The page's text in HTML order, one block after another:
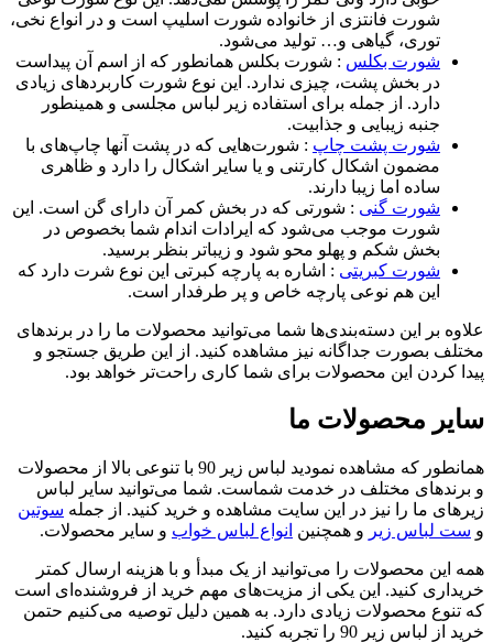
شورت فانتزی از خانواده شورت اسلیپ است و در انواع نخی،
توری، گیاهی و… تولید می‌شود.
شورت بکلس : شورت بکلس همانطور که از اسم آن پیداست
در بخش پشت، چیزی ندارد. این نوع شورت کاربردهای زیادی
دارد. از جمله برای استفاده زیر لباس مجلسی و همینطور
جنبه زیبایی و جذابیت.
شورت پشت چاپ : شورت‌هایی که در پشت آنها چاپ‌های با
مضمون اشکال کارتنی و یا سایر اشکال را دارد و ظاهری
ساده اما زیبا دارند.
شورت گنی : شورتی که در بخش کمر آن دارای گن است. این
شورت موجب می‌شود که ایرادات اندام شما بخصوص در
بخش شکم و پهلو محو شود و زیباتر بنظر برسید.
شورت کبریتی : اشاره به پارچه کبرتی این نوع شرت دارد که
این هم نوعی پارچه خاص و پر طرفدار است.
علاوه بر این دسته‌بندی‌ها شما می‌توانید محصولات ما را در برندهای
مختلف بصورت جداگانه نیز مشاهده کنید. از این طریق جستجو و
پیدا کردن این محصولات برای شما کاری راحت‌تر خواهد بود.
سایر محصولات ما
همانطور که مشاهده نمودید لباس زیر 90 با تنوعی بالا از محصولات
و برندهای مختلف در خدمت شماست. شما می‌توانید سایر لباس
زیرهای ما را نیز در این سایت مشاهده و خرید کنید. از جمله سوتین
و ست لباس زیر و همچنین انواع لباس خواب و سایر محصولات.
همه این محصولات را می‌توانید از یک مبدأ و با هزینه ارسال کمتر
خریداری کنید. این یکی از مزیت‌های مهم خرید از فروشنده‌ای است
که تنوع محصولات زیادی دارد. به همین دلیل توصیه می‌کنیم حتمن
خرید از لباس زیر 90 را تجربه کنید.